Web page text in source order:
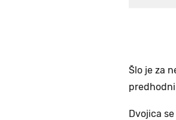
Šlo je za
Dvojica